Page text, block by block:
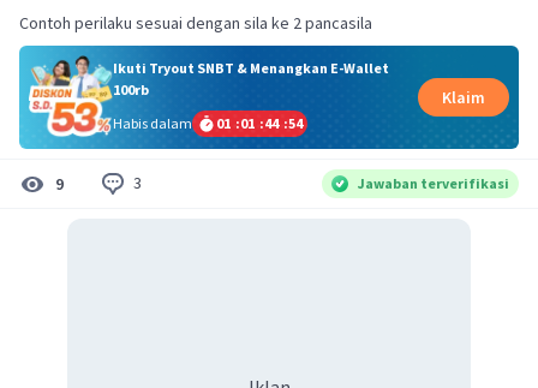
Contoh perilaku sesuai dengan sila ke 2 pancasila
Ikuti Tryout SNBT & Menangkan E-Wallet
100rb
Habis dalam
01 :01 :44 :53
Klaim
9 3 Jawaban terverifikasi